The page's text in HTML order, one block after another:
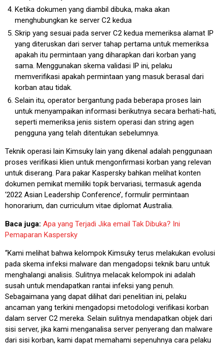
Ketika dokumen yang diambil dibuka, maka akan
menghubungkan ke server C2 kedua
Skrip yang sesuai pada server C2 kedua memeriksa alamat IP
yang diteruskan dari server tahap pertama untuk memeriksa
apakah itu permintaan yang diharapkan dari korban yang
sama. Menggunakan skema validasi IP ini, pelaku
memverifikasi apakah permintaan yang masuk berasal dari
korban atau tidak.
Selain itu, operator bergantung pada beberapa proses lain
untuk menyampaikan informasi berikutnya secara berhati-hati,
seperti memeriksa jenis sistem operasi dan string agen
pengguna yang telah ditentukan sebelumnya.
Teknik operasi lain Kimsuky lain yang dikenal adalah penggunaan
proses verifikasi klien untuk mengonfirmasi korban yang relevan
untuk diserang. Para pakar Kaspersky bahkan melihat konten
dokumen pemikat memiliki topik bervariasi, termasuk agenda
‘2022 Asian Leadership Conference’, formulir permintaan
honorarium, dan curriculum vitae diplomat Australia.
Baca juga: Apa yang Terjadi Jika email Tak Dibuka? Ini
Pemaparan Kaspersky
“Kami melihat bahwa kelompok Kimsuky terus melakukan evolusi
pada skema infeksi malware dan mengadopsi teknik baru untuk
menghalangi analisis. Sulitnya melacak kelompok ini adalah
susah untuk mendapatkan rantai infeksi yang penuh.
Sebagaimana yang dapat dilihat dari penelitian ini, pelaku
ancaman yang terkini mengadopsi metodologi verifikasi korban
dalam server C2 mereka. Selain sulitnya mendapatkan objek dari
sisi server, jika kami menganalisa server penyerang dan malware
dari sisi korban, kami dapat memahami sepenuhnya cara pelaku